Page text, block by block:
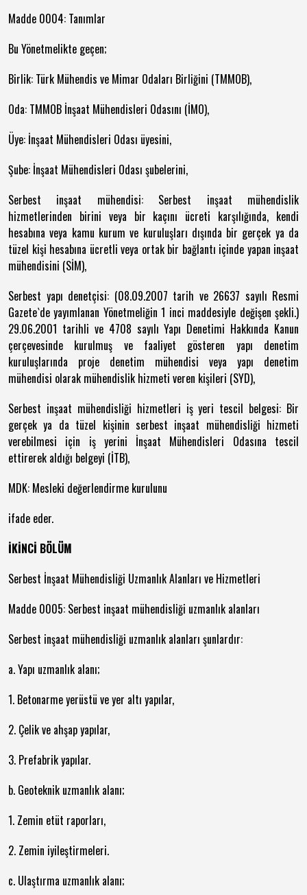
Madde 0004: Tanımlar
Bu Yönetmelikte geçen;
Birlik: Türk Mühendis ve Mimar Odaları Birliğini (TMMOB),
Oda: TMMOB İnşaat Mühendisleri Odasını (İMO),
Üye: İnşaat Mühendisleri Odası üyesini,
Şube: İnşaat Mühendisleri Odası şubelerini,
Serbest inşaat mühendisi: Serbest inşaat mühendislik
hizmetlerinden birini veya bir kaçını ücreti karşılığında, kendi
hesabına veya kamu kurum ve kuruluşları dışında bir gerçek ya da
tüzel kişi hesabına ücretli veya ortak bir bağlantı içinde yapan inşaat
mühendisini (SİM),
Serbest yapı denetçisi: (08.09.2007 tarih ve 26637 sayılı Resmi
Gazete`de yayımlanan Yönetmeliğin 1 inci maddesiyle değişen şekli.)
29.06.2001 tarihli ve 4708 sayılı Yapı Denetimi Hakkında Kanun
çerçevesinde kurulmuş ve faaliyet gösteren yapı denetim
kuruluşlarında proje denetim mühendisi veya yapı denetim
mühendisi olarak mühendislik hizmeti veren kişileri (SYD),
Serbest inşaat mühendisliği hizmetleri iş yeri tescil belgesi: Bir
gerçek ya da tüzel kişinin serbest inşaat mühendisliği hizmeti
verebilmesi için iş yerini İnşaat Mühendisleri Odasına tescil
ettirerek aldığı belgeyi (İTB),
MDK: Mesleki değerlendirme kurulunu
ifade eder.
İKİNCİ BÖLÜM
Serbest İnşaat Mühendisliği Uzmanlık Alanları ve Hizmetleri
Madde 0005: Serbest inşaat mühendisliği uzmanlık alanları
Serbest inşaat mühendisliği uzmanlık alanları şunlardır:
a. Yapı uzmanlık alanı;
1. Betonarme yerüstü ve yer altı yapılar,
2. Çelik ve ahşap yapılar,
3. Prefabrik yapılar.
b. Geoteknik uzmanlık alanı;
1. Zemin etüt raporları,
2. Zemin iyileştirmeleri.
c. Ulaştırma uzmanlık alanı;